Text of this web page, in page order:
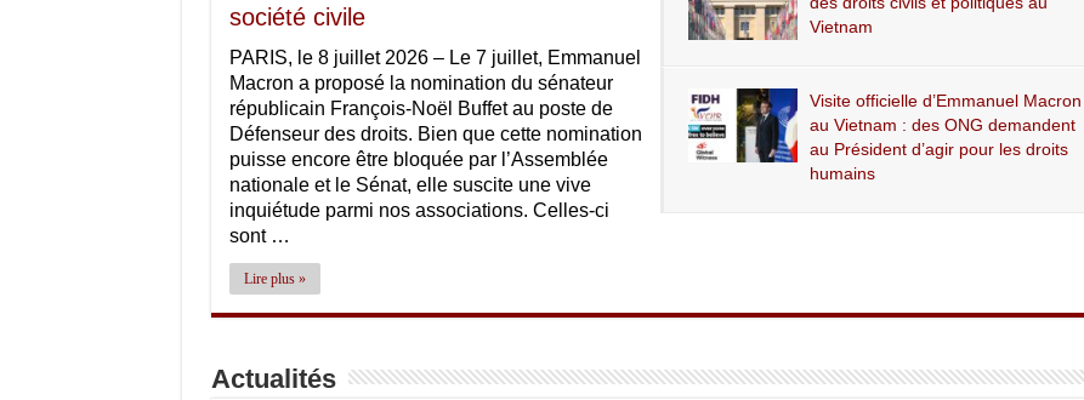
société civile
PARIS, le 8 juillet 2026 – Le 7 juillet, Emmanuel
Macron a proposé la nomination du sénateur
républicain François-Noël Buffet au poste de
Défenseur des droits. Bien que cette nomination
puisse encore être bloquée par l’Assemblée
nationale et le Sénat, elle suscite une vive
inquiétude parmi nos associations. Celles-ci
sont …
Lire plus »
Vietnam
Visite officielle d’Emmanuel Macron
au Vietnam : des ONG demandent
au Président d’agir pour les droits
humains
Actualités